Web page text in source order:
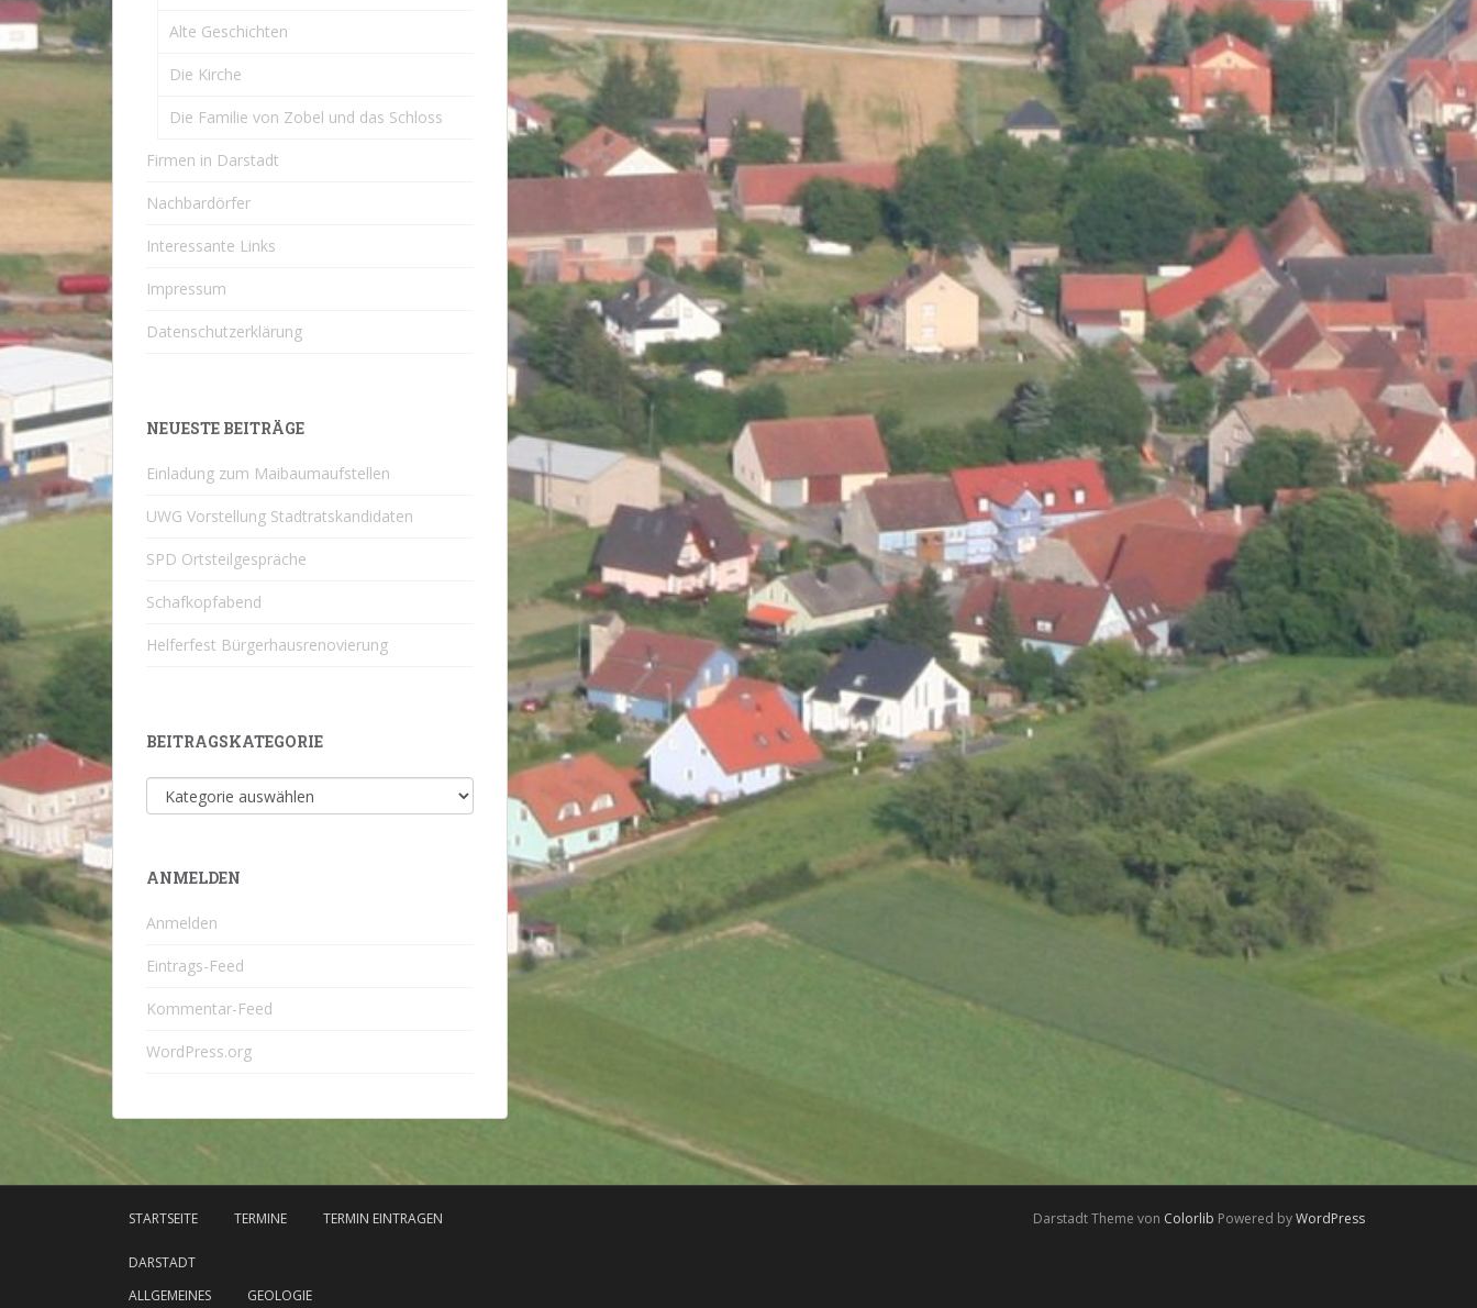
Alte Geschichten
Die Kirche
Die Familie von Zobel und das Schloss
Firmen in Darstadt
Nachbardörfer
Interessante Links
Impressum
Datenschutzerklärung
NEUESTE BEITRÄGE
Einladung zum Maibaumaufstellen
UWG Vorstellung Stadtratskandidaten
SPD Ortsteilgespräche
Schafkopfabend
Helferfest Bürgerhausrenovierung
BEITRAGSKATEGORIE
Beitragskategorie
ANMELDEN
Anmelden
Eintrags-Feed
Kommentar-Feed
WordPress.org
STARTSEITE TERMINE TERMIN EINTRAGEN
DARSTADT
ALLGEMEINES
GEOLOGIE
Darstadt Theme von Colorlib Powered byWordPress